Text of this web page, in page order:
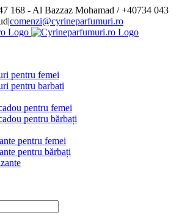
168 - Al Bazzaz Mohamad / +40734 043
|comenzi@cyrineparfumuri.ro
pentru femei
pentru barbati
pentru femei
pentru bărbați
pentru femei
pentru bărbați